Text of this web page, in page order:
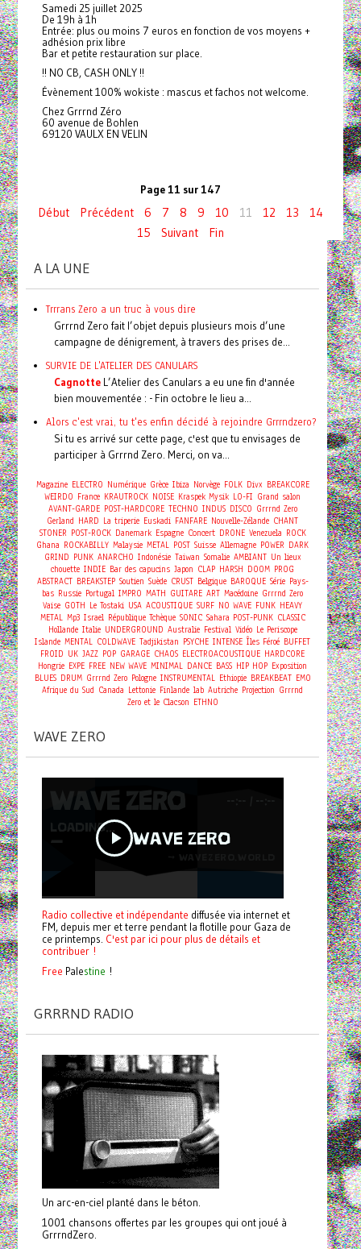
Samedi 25 juillet 2025
De 19h à 1h
Entrée: plus ou moins 7 euros en fonction de vos moyens +
adhésion prix libre
Bar et petite restauration sur place.
!! NO CB, CASH ONLY !!
Évènement 100% wokiste : mascus et fachos not welcome.
Chez Grrrnd Zéro
60 avenue de Bohlen
69120 VAULX EN VELIN
Page 11 sur 147
Début Précédent 6 7 8 9 10 11 12 13
14
15
Suivant Fin
A LA UNE
Trrrans Zero a un truc à vous dire
Grrrnd Zero fait l’objet depuis plusieurs mois d’une
campagne de dénigrement, à travers des prises de...
SURVIE DE L'ATELIER DES CANULARS
CagnotteL’Atelier des Canulars a eu une fin d'année
bien mouvementée : - Fin octobre le lieu a...
Alors c'est vrai, tu t'es enfin décidé à rejoindre Grrrndzero?
Si tu es arrivé sur cette page, c'est que tu envisages de
participer à Grrrnd Zero. Merci, on va...
Magazine ELECTRO Numérique Grèce Ibiza Norvège FOLK Divx BREAKCORE
WEIRDO France KRAUTROCK NOISE Kraspek Mysik LO-FI Grand salon
AVANT-GARDE POST-HARDCORE TECHNO INDUS DISCO Grrrnd Zero
Gerland HARD La triperie Euskadi FANFARE Nouvelle-Zélande CHANT
STONER POST-ROCK Danemark Espagne Concert DRONE Venezuela ROCK
Ghana ROCKABILLY Malaysie METAL POST Suisse Allemagne POWER DARK
GRIND PUNK ANARCHO Indonésie Taiwan Somalie AMBIANT Un lieux
chouette INDIE Bar des capucins Japon CLAP HARSH DOOM PROG
ABSTRACT BREAKSTEP Soutien Suède CRUST Belgique BAROQUE Série Pays-
bas Russie Portugal IMPRO MATH GUITARE ART Macédoine Grrrnd Zero
Vaise GOTH Le Tostaki USA ACOUSTIQUE SURF NO WAVE FUNK HEAVY
METAL Mp3 Israel République Tchèque SONIC Sahara POST-PUNK CLASSIC
Hollande Italie UNDERGROUND Australie Festival Vidéo Le Periscope
Islande MENTAL COLDWAVE Tadjikistan PSYCHE INTENSE Îles Féroé BUFFET
FROID UK JAZZ POP GARAGE CHAOS ELECTROACOUSTIQUE HARDCORE
Hongrie EXPE FREE NEW WAVE MINIMAL DANCE BASS HIP HOP Exposition
BLUES DRUM Grrrnd Zero Pologne INSTRUMENTAL Ethiopie BREAKBEAT EMO
Afrique du Sud Canada Lettonie Finlande lab Autriche Projection Grrrnd
Zero et le Clacson ETHNO
WAVE ZERO
Radio collective et indépendante diffusée via internet et
FM, depuis mer et terre pendant la flotille pour Gaza de
ce printemps. C'est par ici pour plus de détails et
contribuer !
Free Palestine !
GRRRND RADIO
Un arc-en-ciel planté dans le béton.
1001 chansons offertes par les groupes qui ont joué à
GrrrndZero.